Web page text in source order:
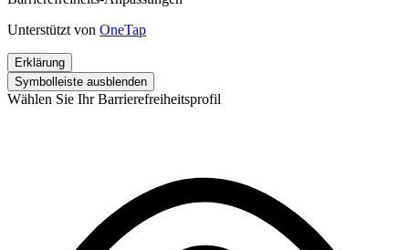
Unterstützt von OneTap
Erklärung
Symbolleiste ausblenden
Wählen Sie Ihr Barrierefreiheitsprofil